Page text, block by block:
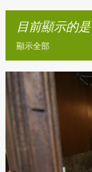
目前顯示的
顯示全部
發
表
文
章